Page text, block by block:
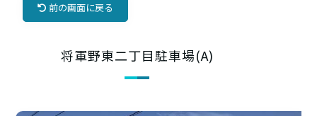
前の画面に戻る
将軍野東二丁目駐車場(A)